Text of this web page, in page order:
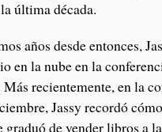
última década.
años desde entonces,
en la nube en la
recientemente, en la
Jassy recordó
graduó de vender libros a